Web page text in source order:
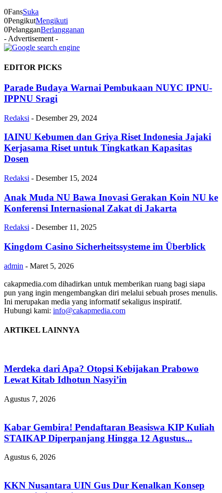
0FansSuka
0PengikutMengikuti
0PelangganBerlangganan
- Advertisement -
EDITOR PICKS
Parade Budaya Warnai Pembukaan NUYC IPNU-
IPPNU Sragi
Redaksi - Desember 29, 2024
IAINU Kebumen dan Griya Riset Indonesia Jajaki
Kerjasama Riset untuk Tingkatkan Kapasitas
Dosen
Redaksi - Desember 15, 2024
Anak Muda NU Bawa Inovasi Gerakan Koin NU ke
Konferensi Internasional Zakat di Jakarta
Redaksi - Desember 11, 2025
Kingdom Casino Sicherheitssysteme im Überblick
admin - Maret 5, 2026
cakapmedia.com dihadirkan untuk memberikan ruang bagi siapa
pun yang ingin mengembangkan diri melalui sebuah proses menulis.
Ini merupakan media yang informatif sekaligus inspiratif.
Hubungi kami: info@cakapmedia.com
ARTIKEL LAINNYA
Merdeka dari Apa? Otopsi Kebijakan Prabowo
Lewat Kitab Idhotun Nasyi’in
Agustus 7, 2026
Kabar Gembira! Pendaftaran Beasiswa KIP Kuliah
STAIKAP Diperpanjang Hingga 12 Agustus...
Agustus 6, 2026
KKN Nusantara UIN Gus Dur Kenalkan Konsep